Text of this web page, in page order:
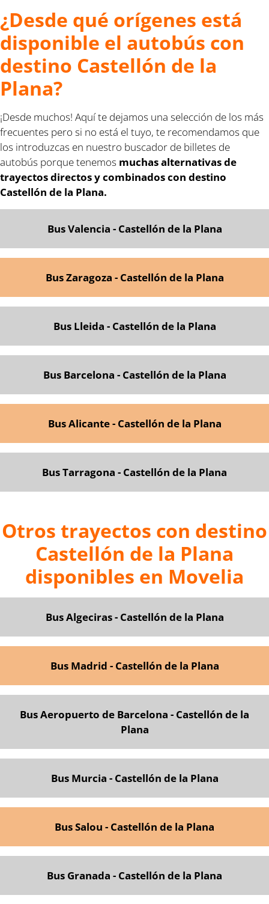
¿Desde qué orígenes está
disponible el autobús con
destino Castellón de la
Plana?
¡Desde muchos! Aquí te dejamos una selección de los más
frecuentes pero si no está el tuyo, te recomendamos que
los introduzcas en nuestro buscador de billetes de
autobús porque tenemos muchas alternativas de
trayectos directos y combinados con destino
Castellón de la Plana.
Bus Valencia - Castellón de la Plana
Bus Zaragoza - Castellón de la Plana
Bus Lleida - Castellón de la Plana
Bus Barcelona - Castellón de la Plana
Bus Alicante - Castellón de la Plana
Bus Tarragona - Castellón de la Plana
Otros trayectos con destino
Castellón de la Plana
disponibles en Movelia
Bus Algeciras - Castellón de la Plana
Bus Madrid - Castellón de la Plana
Bus Aeropuerto de Barcelona - Castellón de la
Plana
Bus Murcia - Castellón de la Plana
Bus Salou - Castellón de la Plana
Bus Granada - Castellón de la Plana